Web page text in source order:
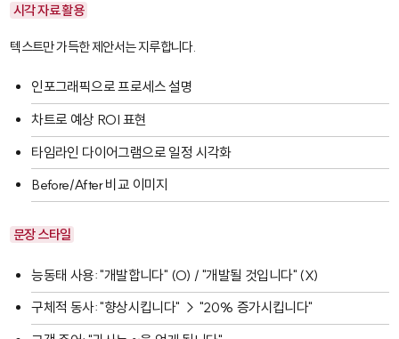
시각 자료 활용
텍스트만 가득한 제안서는 지루합니다.
인포그래픽으로 프로세스 설명
차트로 예상 ROI 표현
타임라인 다이어그램으로 일정 시각화
Before/After 비교 이미지
문장 스타일
능동태 사용: "개발합니다" (O) / "개발될 것입니다" (X)
구체적 동사: "향상시킵니다" → "20% 증가시킵니다"